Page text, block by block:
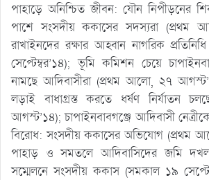
পাহাড়ে অনিশ্চিত জীবন: যৌন নিপীড়নের
পাশে সংসদীয় ককাসের সদস্যরা (প্রথম
রাখাইনদের রক্ষার আহ্বান নাগরিক
সেপ্টেম্বর’১৪); ভূমি কমিশন চেয়ে
নামছে আদিবাসীরা (প্রথম আলো, ২৭
লড়াই বাধাগ্রস্ত করতে ধর্ষণ নির্যাতন
আগস্ট’১৪); চাপাইনবাবগঞ্জে আদিবাসী
বিরোধ: সংসদীয় ককাসের অভিযোগ (প্রথম
পাহাড় ও সমতলে আদিবাসিদের জমি
সম্মেলনে সংসদীয় ককাস (সমকাল ১৯